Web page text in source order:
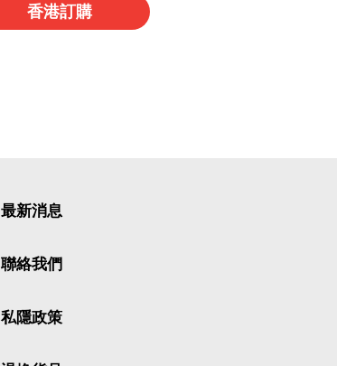
香港訂購
最新消息
聯絡我們
私隱政策